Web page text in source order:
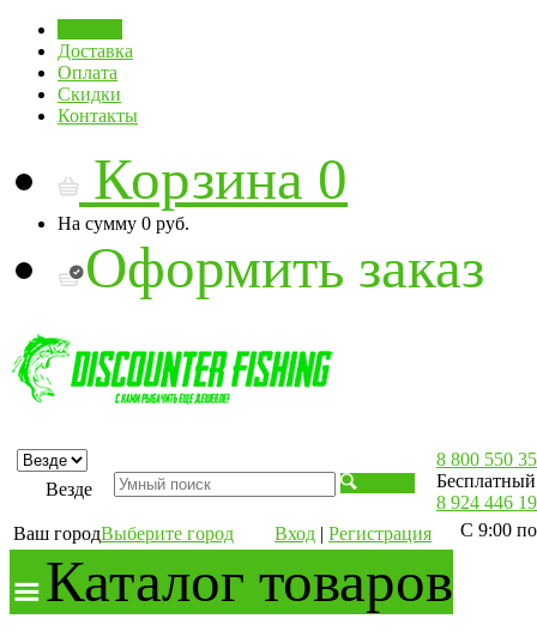
Доставка
Оплата
Скидки
Контакты
Корзина 0
На сумму 0 руб.
Оформить заказ
Везде
Ваш городВыберите город Вход | Регистрация
8 800 550
8 924 446
С 9:00
Каталог товаров